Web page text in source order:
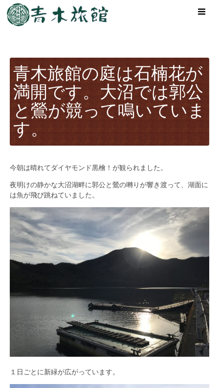
青木旅館の庭は石楠花が
満開です。大沼では郭公
と鶯が競って鳴いていま
す。
今朝は晴れてダイヤモンド黒檜！が観られました。
夜明けの静かな大沼湖畔に郭公と鶯の囀りが響き渡って、湖面に
は魚が飛び跳ねていました。
１日ごとに新緑が広がっています。